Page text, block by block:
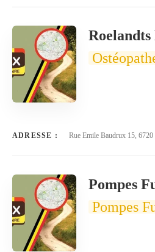
ADRESSE : Rue Emile Baudrux 15, 6720
Pompes
Pompes